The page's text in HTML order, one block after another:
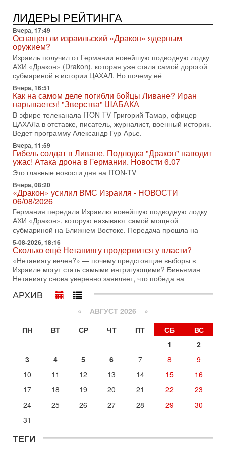
Тайны закрытых дверей: о чём на самом деле
молчат Трамп и Нетаньяху?
Недавний визит премьер-министра Израиля Биньямина
Нетаньяху в США и его встреча с Дональдом Трампом
оставили больше вопросов, чем ответов. Полная
31-07-2026, 15:18
Иран готовит покушение на Нетаниягу! Трамп не
хочет эскалации, но КСИР готовит взрыв!
В эфире телеканала ITON-TV СЕРГЕЙ МИГДАЛЬ, эксперт
по вопросам безопасности, офицер запаса
Международного управления полиции Израиля, автор
31-07-2026, 09:02
Битва за разоружение ХАМАСа - НОВОСТИ
31/07/2026
Сегодня президент США Дональд Трамп заявил о
достижении исторического соглашения о полном
разоружении ХАМАСа и других вооруженных группировок в
30-07-2026, 17:59
Иран доведет Трампа до крайних мер? Разбор и
оценка от военного обозревателя Давида Шарпа
Ситуация вокруг противостояния Ирана и США накаляется
с каждым днем. Почему Трамп в самый последний момент
отменил решение о нанесении тяжелых ударов
30-07-2026, 16:54
Покупатель авиакомпании «Аркия» намерен
запретить полеты по субботам!
Вокруг возможной продажи авиакомпании «Аркия»
разгорается громкий конфликт.
30-07-2026, 08:16
Трамп готовит удар по Ирану - НОВОСТИ 30/07/2026
Президент США Дональд Трамп сегодня рассматривает
возможность масштабной военной операции против Ирана
после ракетной атаки на американскую базу в
Израиль меняет курс
В эфире телеканала ITON-TV политолог Цви Маген,
дипломат, в прошлом - старший офицер военной разведки
АМАН, глава спецслужбы "Натив", ‎Чрезвычайный и
Вчера, 17:49
оружием?
АХИ «Дракон» (Drakon), которая уже стала самой дорогой
ЛИДЕРЫ РЕЙТИНГА
Вчера, 17:49
Оснащен ли израильский «Дракон» ядерным
оружием?
Израиль получил от Германии новейшую подводную лодку
АХИ «Дракон» (Drakon), которая уже стала самой дорогой
субмариной в истории ЦАХАЛ. Но почему её
Вчера, 16:51
Как на самом деле погибли бойцы Ливане? Иран
нарывается! "Зверства" ШАБАКА
В эфире телеканала ITON-TV Григорий Тамар, офицер
ЦАХАЛа в отставке, писатель, журналист, военный историк.
Ведет программу Александр Гур-Арье.
Вчера, 11:59
Гибель солдат в Ливане. Подлодка "Дракон" наводит
ужас! Атака дрона в Германии. Новости 6.07
Это главные новости дня на ITON-TV
Вчера, 08:20
«Дракон» усилил ВМС Израиля - НОВОСТИ
06/08/2026
Германия передала Израилю новейшую подводную лодку
АХИ «Дракон», которую называют самой мощной
субмариной на Ближнем Востоке. Передача прошла на
5-08-2026, 18:16
Сколько ещё Нетаниягу продержится у власти?
«Нетаниягу вечен?» — почему предстоящие выборы в
Израиле могут стать самыми интригующими? Биньямин
Нетаниягу снова уверенно заявляет, что победа на
АРХИВ
« АВГУСТ 2026 »
ПН
ВТ СР ЧТ ПТ СБ
ВС
1
2
3
4 5 6 7 8
9
10
11 12 13 14 15
16
17
18 19 20 21 22
23
24
25 26 27 28 29
30
31
ТЕГИ